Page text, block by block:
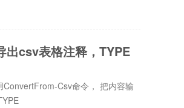
csv表格注释，TYPE
Csv命令， 把内容输